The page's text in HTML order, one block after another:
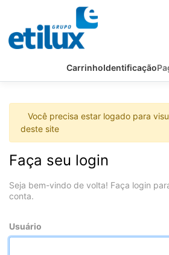
CarrinhoIdentificação
Você precisa estar logado para
deste site
Faça seu login
Seja bem-vindo de volta! Faça login
conta.
Usuário